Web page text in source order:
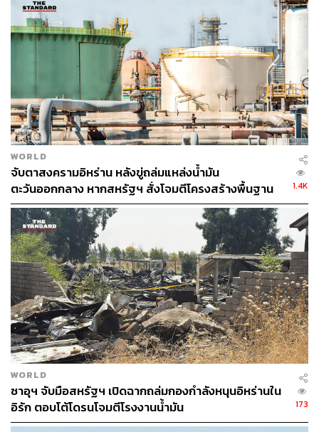
WORLD
จับตาสงครามอิหร่าน หลังขู่ถล่มแหล่งน้ำมัน
ตะวันออกกลาง หากสหรัฐฯ สั่งโจมตีโครงสร้างพื้นฐาน
1.4K
WORLD
ซาอุฯ จับมือสหรัฐฯ เปิดฉากถล่มกองกำลังหนุนอิหร่านใน
อิรัก ตอบโต้โดรนโจมตีโรงงานน้ำมัน
173